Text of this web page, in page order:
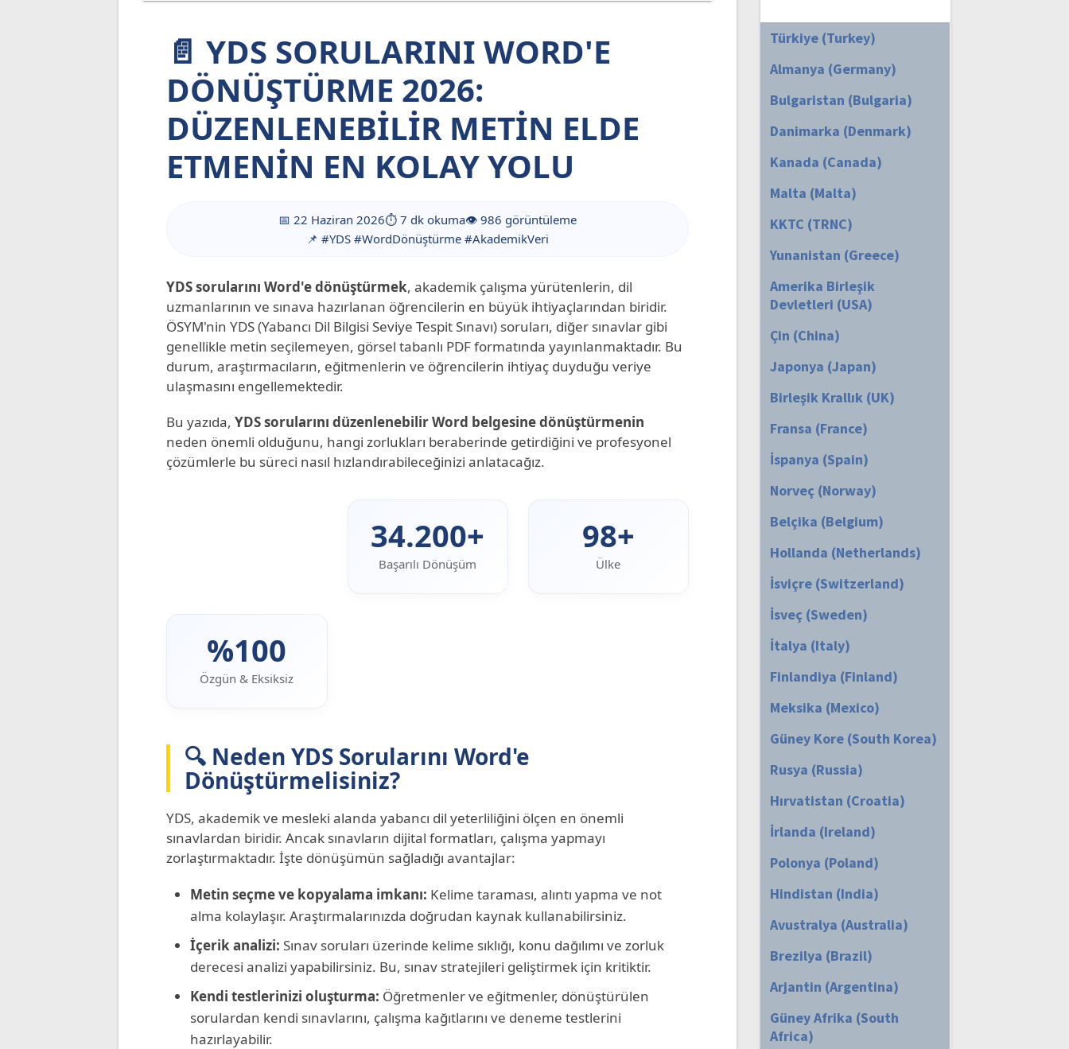
📄 YDS SORULARINI WORD'E
DÖNÜŞTÜRME 2026:
DÜZENLENEBILIR METIN ELDE
ETMENIN EN KOLAY YOLU
📅 22 Haziran 2026⏱️ 7 dk okuma👁️ 986 görüntüleme
📌 #YDS #WordDönüştürme #AkademikVeri
YDS sorularını Word'e dönüştürmek, akademik çalışma yürütenlerin, dil
uzmanlarının ve sınava hazırlanan öğrencilerin en büyük ihtiyaçlarından biridir.
ÖSYM'nin YDS (Yabancı Dil Bilgisi Seviye Tespit Sınavı) soruları, diğer sınavlar gibi
genellikle metin seçilemeyen, görsel tabanlı PDF formatında yayınlanmaktadır. Bu
durum, araştırmacıların, eğitmenlerin ve öğrencilerin ihtiyaç duyduğu veriye
ulaşmasını engellemektedir.
Bu yazıda,YDS sorularını düzenlenebilir Word belgesine dönüştürmenin
neden önemli olduğunu, hangi zorlukları beraberinde getirdiğini ve profesyonel
çözümlerle bu süreci nasıl hızlandırabileceğinizi anlatacağız.
34.200+
Başarılı Dönüşüm
98+
Ülke
%100
Özgün & Eksiksiz
🔍 Neden YDS Sorularını Word'e
Dönüştürmelisiniz?
YDS, akademik ve mesleki alanda yabancı dil yeterliliğini ölçen en önemli
sınavlardan biridir. Ancak sınavların dijital formatları, çalışma yapmayı
zorlaştırmaktadır. İşte dönüşümün sağladığı avantajlar:
Metin seçme ve kopyalama imkanı: Kelime taraması, alıntı yapma ve not
alma kolaylaşır. Araştırmalarınızda doğrudan kaynak kullanabilirsiniz.
İçerik analizi: Sınav soruları üzerinde kelime sıklığı, konu dağılımı ve zorluk
derecesi analizi yapabilirsiniz. Bu, sınav stratejileri geliştirmek için kritiktir.
Kendi testlerinizi oluşturma: Öğretmenler ve eğitmenler, dönüştürülen
sorulardan kendi sınavlarını, çalışma kağıtlarını ve deneme testlerini
hazırlayabilir.
Türkiye (Turkey)
Almanya (Germany)
Bulgaristan (Bulgaria)
Danimarka (Denmark)
Kanada (Canada)
Malta (Malta)
KKTC (TRNC)
Yunanistan (Greece)
Amerika Birleşik
Devletleri (USA)
Çin (China)
Japonya (Japan)
Birleşik Krallık (UK)
Fransa (France)
İspanya (Spain)
Norveç (Norway)
Belçika (Belgium)
Hollanda (Netherlands)
İsviçre (Switzerland)
İsveç (Sweden)
İtalya (Italy)
Finlandiya (Finland)
Meksika (Mexico)
Güney Kore (South Korea)
Rusya (Russia)
Hırvatistan (Croatia)
İrlanda (Ireland)
Polonya (Poland)
Hindistan (India)
Avustralya (Australia)
Brezilya (Brazil)
Arjantin (Argentina)
Güney Afrika (South
Africa)